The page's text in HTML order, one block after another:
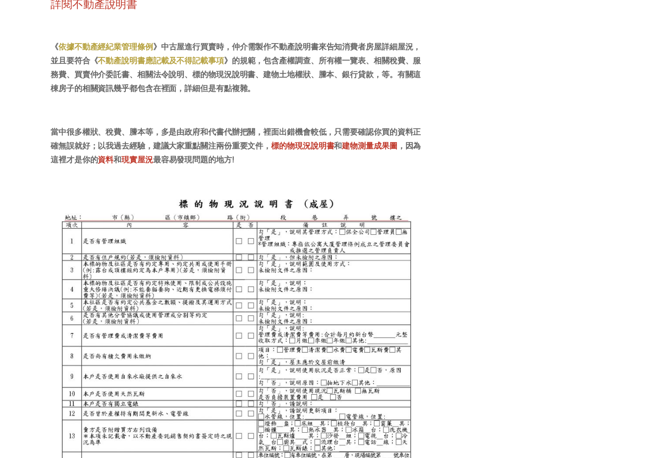
詳閱不動產說明書
《依據不動產經紀業管理條例 》中古屋進行買賣時，仲介需製作不動產說明書來告知消費者房屋詳細屋況，
並且要符合《不動產說明書應記載及不得記載事項》的規範，包含產權調查、所有權一覽表、相關稅費、服
務費、買賣仲介委託書、相關法令說明、標的物現況說明書、建物土地權狀、謄本、銀行貸款，等。有關這
棟房子的相關資訊幾乎都包含在裡面，詳細但是有點複雜。
當中很多權狀、稅費、謄本等，多是由政府和代書代辦把關，裡面出錯機會較低，只需要確認你買的資料正
確無誤就好；以我過去經驗，建議大家重點關注兩份重要文件，標的物現況說明書和建物測量成果圖 ，因為
這裡才是你的資料和現實屋況最容易發現問題的地方!